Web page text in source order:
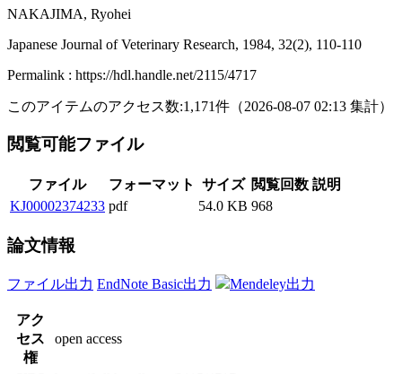
NAKAJIMA, Ryohei
Japanese Journal of Veterinary Research, 1984, 32(2), 110-110
Permalink : https://hdl.handle.net/2115/4717
このアイテムのアクセス数:1,171件 （2026-08-07 02:13 集計）
閲覧可能ファイル
ファイル フォーマット サイズ 閲覧回数 説明
KJ00002374233 pdf 54.0 KB 968
論文情報
ファイル出力 EndNote Basic出力 Mendeley出力
アク
セス
権
open access